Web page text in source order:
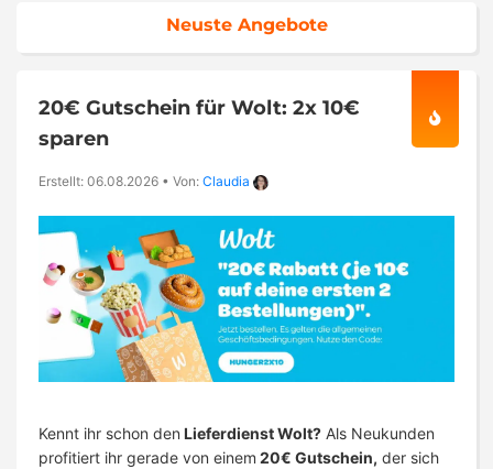
Neuste Angebote
20€ Gutschein für Wolt: 2x 10€
sparen
Erstellt: 06.08.2026 • Von: Claudia
Kennt ihr schon den Lieferdienst Wolt? Als Neukunden
profitiert ihr gerade von einem 20€ Gutschein, der sich